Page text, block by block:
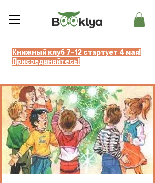
Книжный клуб 7-12 стартует 4 мая!
Присоединяйтесь!